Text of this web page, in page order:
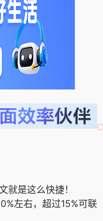
就是这么快捷！
左右，超过15%可联